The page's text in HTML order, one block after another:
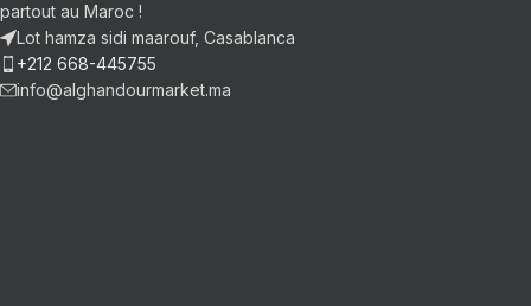
partout au Maroc !
Lot hamza sidi maarouf, Casablanca
+212 668-445755
info@alghandourmarket.ma